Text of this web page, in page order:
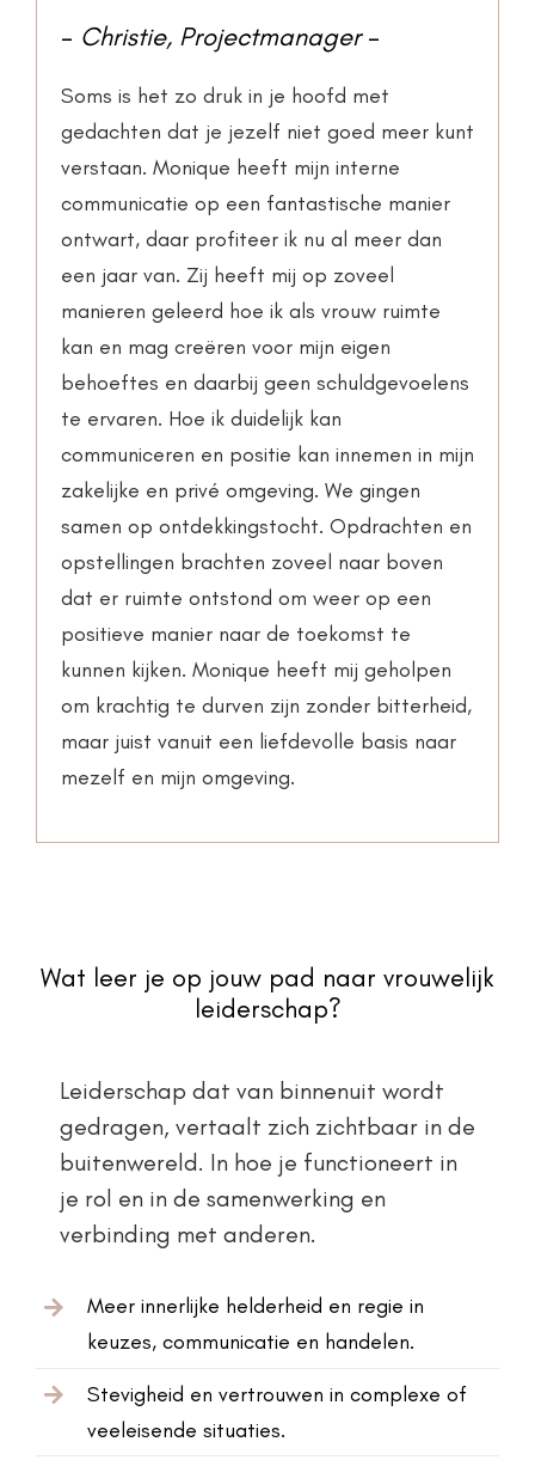
– Christie, Projectmanager–
Soms is het zo druk in je hoofd met
gedachten dat je jezelf niet goed meer kunt
verstaan. Monique heeft mijn interne
communicatie op een fantastische manier
ontwart, daar profiteer ik nu al meer dan
een jaar van. Zij heeft mij op zoveel
manieren geleerd hoe ik als vrouw ruimte
kan en mag creëren voor mijn eigen
behoeftes en daarbij geen schuldgevoelens
te ervaren. Hoe ik duidelijk kan
communiceren en positie kan innemen in mijn
zakelijke en privé omgeving. We gingen
samen op ontdekkingstocht. Opdrachten en
opstellingen brachten zoveel naar boven
dat er ruimte ontstond om weer op een
positieve manier naar de toekomst te
kunnen kijken. Monique heeft mij geholpen
om krachtig te durven zijn zonder bitterheid,
maar juist vanuit een liefdevolle basis naar
mezelf en mijn omgeving.
Wat leer je op jouw pad naar vrouwelijk
leiderschap?
Leiderschap dat van binnenuit wordt
gedragen, vertaalt zich zichtbaar in de
buitenwereld. In hoe je functioneert in
je rol en in de samenwerking en
verbinding met anderen.
Meer innerlijke helderheid en regie in
keuzes, communicatie en handelen.
Stevigheid en vertrouwen in complexe of
veeleisende situaties.